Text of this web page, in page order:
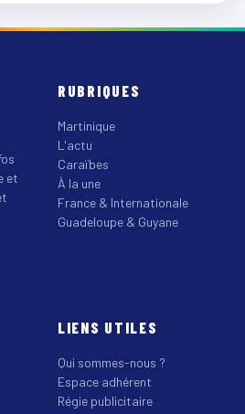
et
RUBRIQUES
Martinique
L'actu
Caraïbes
À la une
France & Internationale
Guadeloupe & Guyane
LIENS UTILES
Qui sommes-nous ?
Espace adhérent
Régie publicitaire